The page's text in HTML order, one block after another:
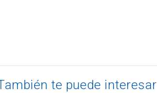
te puede interesar